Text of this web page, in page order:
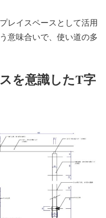
レイスペースとして活用
意味合いで、使い道の多
を意識したT字